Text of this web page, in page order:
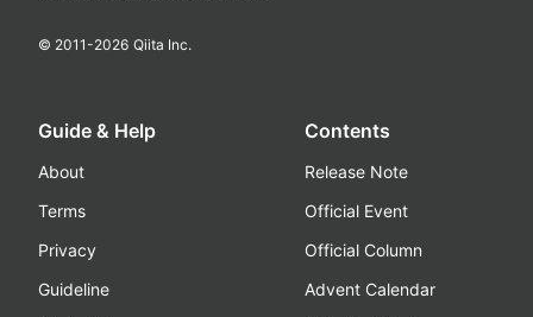
© 2011-2026 Qiita Inc.
Guide & Help
About
Terms
Privacy
Guideline
Contents
Release Note
Official Event
Official Column
Advent Calendar